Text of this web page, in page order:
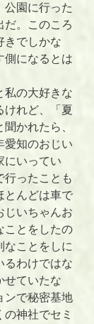
公園に行った
だ。このころ
きでしかな
側になるとは
の大好きな
けれど、「夏
かれたら、
愛知のおじい
にいってい
行ったことも
とんどは車で
じいちゃんお
ことをしたの
なことをしに
るわけではな
せていたな
ンで秘密基地
神社でセミ